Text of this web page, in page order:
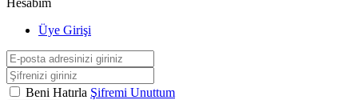
Hesabım
Üye Girişi
Beni Hatırla Şifremi Unuttum